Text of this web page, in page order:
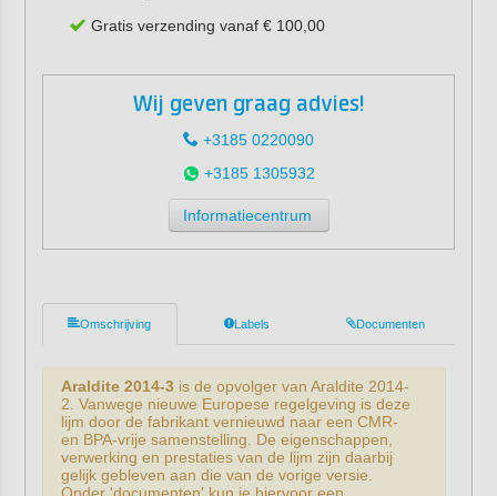
Gratis verzending vanaf € 100,00
Wij geven graag advies!
+3185 0220090
+3185 1305932
Informatiecentrum
Omschrijving Labels Documenten
Araldite 2014-3is de opvolger van Araldite 2014-
2. Vanwege nieuwe Europese regelgeving is deze
lijm door de fabrikant vernieuwd naar een CMR-
en BPA-vrije samenstelling. De eigenschappen,
verwerking en prestaties van de lijm zijn daarbij
gelijk gebleven aan die van de vorige versie.
Onder 'documenten' kun je hiervoor een